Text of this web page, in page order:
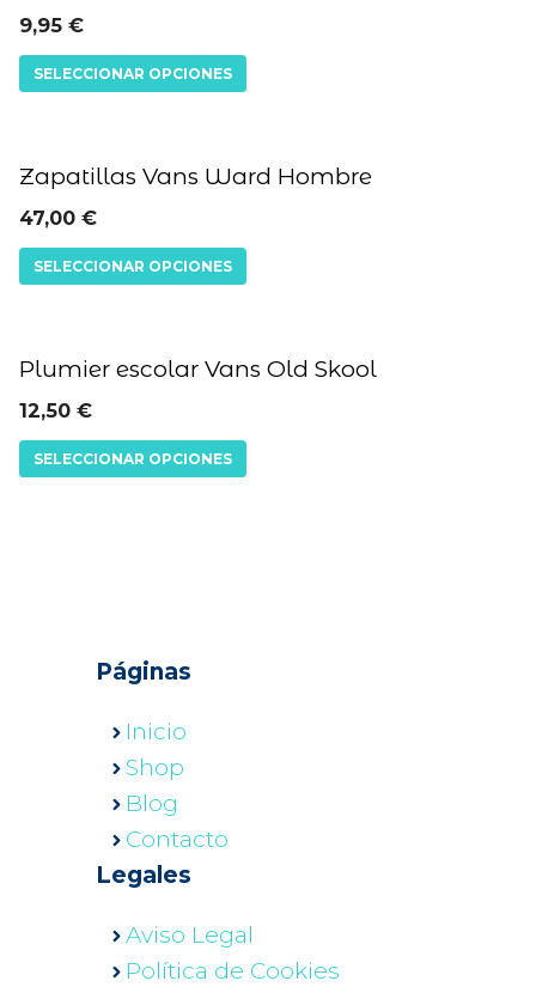
9,95 €
SELECCIONAR OPCIONES
múltiples
variantes.
Las
se
elegir
en
de
producto
Zapatillas Vans Ward Hombre
47,00 €
SELECCIONAR OPCIONES
producto
tiene
variantes.
se
pueden
elegir
Plumier escolar Vans Old Skool
12,50 €
SELECCIONAR OPCIONES
producto
tiene
variantes.
producto
Páginas
Inicio
Shop
Blog
Contacto
Legales
Aviso Legal
Política de Cookies